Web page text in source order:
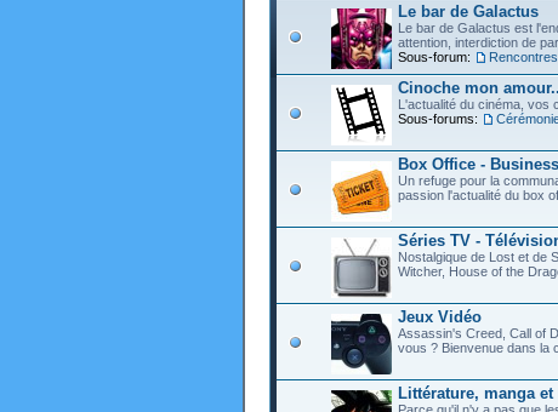
Le bar de Galactus
Le bar de Galactus est
attention, interdiction de
Sous-forum:
Cinoche mon
L'actualité du cinéma, vos
Sous-forums:
Box Office - Business
Un refuge pour la
passion l'actualité du box
Séries TV -
Nostalgique de Lost et de
Witcher, House of the
Jeux Vidéo
Assassin's Creed, Call of
vous ? Bienvenue dans la
Littérature, manga et
Parce qu'il n'y a pas que